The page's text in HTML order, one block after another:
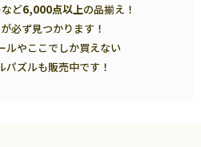
ど6,000点以上の品揃え！
必ず見つかります！
ルやここでしか買えない
パズルも販売中です！